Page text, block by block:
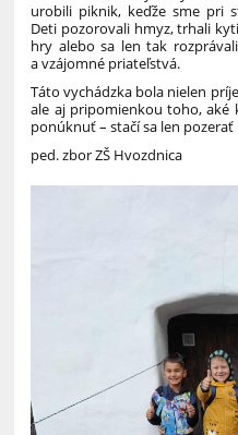
urobili piknik, keďže sme pri
Deti pozorovali hmyz, trhali
hry alebo sa len tak
a vzájomné priateľstvá.
Táto vychádzka bola nielen
ale aj pripomienkou toho, aké
ponúknuť – stačí sa len pozerať
ped. zbor ZŠ Hvozdnica